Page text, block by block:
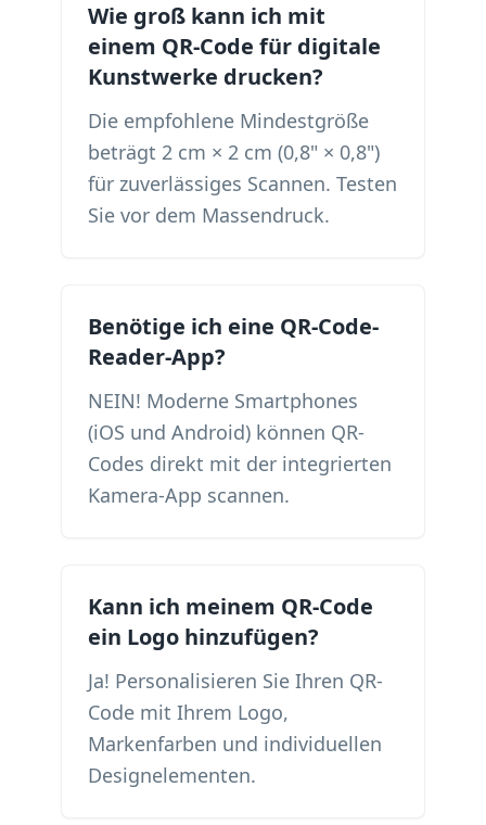
Wie groß kann ich mit
einem QR-Code für digitale
Kunstwerke drucken?
Die empfohlene Mindestgröße
beträgt 2 cm × 2 cm (0,8" × 0,8")
für zuverlässiges Scannen. Testen
Sie vor dem Massendruck.
Benötige ich eine QR-Code-
Reader-App?
NEIN! Moderne Smartphones
(iOS und Android) können QR-
Codes direkt mit der integrierten
Kamera-App scannen.
Kann ich meinem QR-Code
ein Logo hinzufügen?
Ja! Personalisieren Sie Ihren QR-
Code mit Ihrem Logo,
Markenfarben und individuellen
Designelementen.